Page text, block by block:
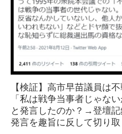
【検証】高市早苗議員は
「私は戦争当事者じゃな
と発言したのか？→登壇
発言を趣旨に反して切り取